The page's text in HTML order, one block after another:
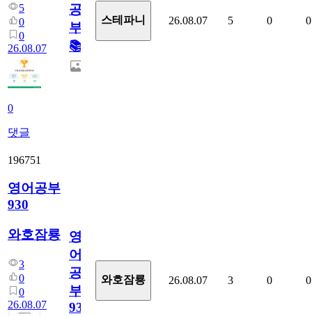
5
0
0
26.08.07
0
댓글
공
부!
📚
스테파니 26.08.07 5 0 0
196751
영어공부
930
와호잠룡
3
0
0
26.08.07
영
어
공
부
930
와호잠룡 26.08.07 3 0 0